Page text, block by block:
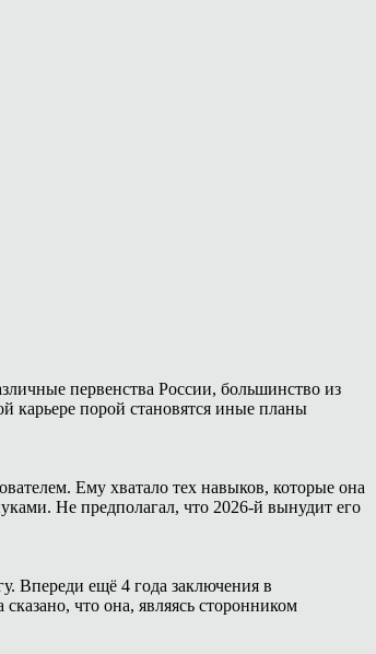
первенства России, большинство из
карьере порой становятся иные планы
Ему хватало тех навыков, которые она
Не предполагал, что 2026-й вынудит его
Впереди ещё 4 года заключения в
что она, являясь сторонником